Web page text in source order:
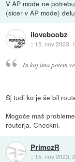
V AP mode ne
(sicer v AP mode)
iloveboobz
:: 15. nov 2023,
In kaj ima potem
Sj tudi ko je še bil
Mogoče maš
routerja. Checkni.
PrimozR
:: 15. nov 2023,